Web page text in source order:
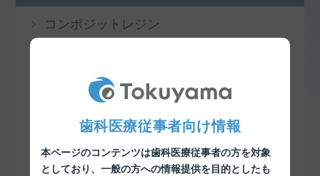
コンポジットレジン
コア材料
セメント・接着材
リベース・リライニング材
歯科医療従事者向け情報
本ページのコンテンツは歯科医療従事者の方を対象
としており、 一般の方への情報提供を目的としたも